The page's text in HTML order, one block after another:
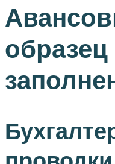
образец